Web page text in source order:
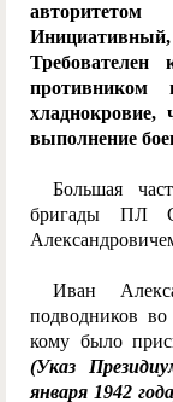
противником
выполнение
Большая
бригады ПЛ
Иван
подводников
кому было
(Указ
января 1942